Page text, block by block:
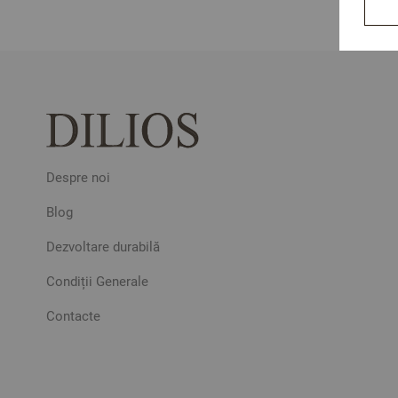
Despre noi
Blog
Dezvoltare durabilă
Condiții Generale
Contacte